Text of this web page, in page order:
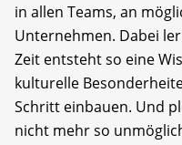
in allen Teams, an
Unternehmen. Dabei
Zeit entsteht so eine
kulturelle
Schritt einbauen. Und
nicht mehr so